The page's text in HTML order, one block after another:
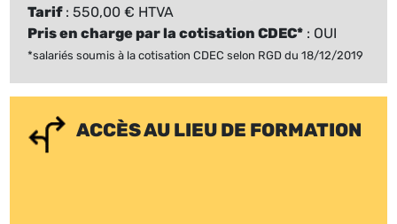
Tarif: 550,00 € HTVA
Pris en charge par la cotisation CDEC* : OUI
*salariés soumis à la cotisation CDEC selon RGD du 18/12/2019
ACCÈS AU LIEU DE FORMATION